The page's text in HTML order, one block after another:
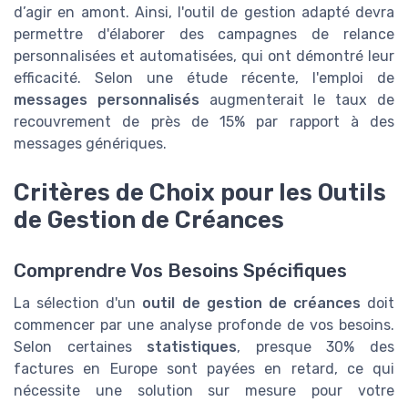
d’agir en amont. Ainsi, l'outil de gestion adapté devra
permettre d'élaborer des campagnes de relance
personnalisées et automatisées, qui ont démontré leur
efficacité. Selon une étude récente, l'emploi de
messages personnalisés augmenterait le taux de
recouvrement de près de 15% par rapport à des
messages génériques.
Critères de Choix pour les Outils
de Gestion de Créances
Comprendre Vos Besoins Spécifiques
La sélection d'un outil de gestion de créances doit
commencer par une analyse profonde de vos besoins.
Selon certaines statistiques, presque 30% des
factures en Europe sont payées en retard, ce qui
nécessite une solution sur mesure pour votre